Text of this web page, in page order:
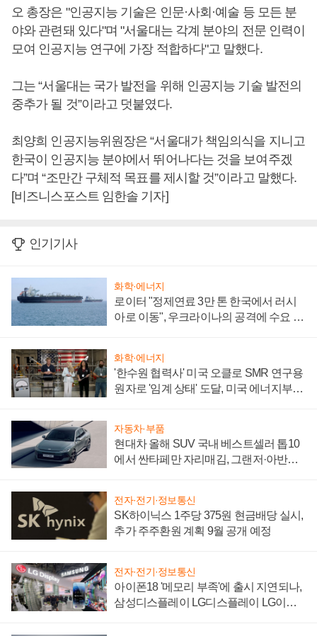
오 총장은 "인공지능 기술은 인문·사회·예술 등 모든 분
야와 관련돼 있다"며 "서울대는 각계 분야의 전문 인력이
모여 인공지능 연구에 가장 적합하다"고 말했다.
그는 “서울대는 국가 발전을 위해 인공지능 기술 발전의
중추가 될 것”이라고 덧붙였다.
최양희 인공지능위원장은 “서울대가 책임의식을 지니고
한국이 인공지능 분야에서 뛰어나다는 것을 보여주겠
다”며 “조만간 구체적 목표를 제시할 것”이라고 말했다.
[비즈니스포스트 임한솔 기자]
인기기사
화학·에너지
로이터 "정제연료 3만 톤 한국에서 러시
아로 이동", 우크라이나의 공격에 수요 늘
화학·에너지
'한수원 협력사' 미국 오클로 SMR 연구용
원자로 '임계 상태' 도달, 미국 에너지부
자동차·부품
현대차 올해 SUV 국내 베스트셀러 톱10
에서 싼타페만 자리매김, 그랜저·아반떼
전자·전기·정보통신
SK하이닉스 1주당 375원 현금배당 실시,
추가 주주환원 계획 9월 공개 예정
전자·전기·정보통신
아이폰18 '메모리 부족'에 출시 지연되나,
삼성디스플레이 LG디스플레이 LG이노